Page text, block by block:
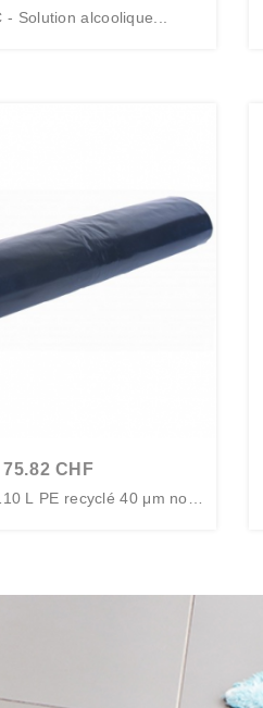
- Solution alcoolique...
75.82 CHF
L PE recyclé 40 μm noir